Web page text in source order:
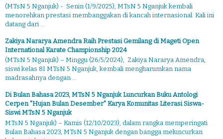
(MTsN 5 Nganjuk) - Senin (1/9/2025), MTsN 5 Nganjuk kembali
menorehkan prestasi membanggakan di kancah internasional. Kali ini
datang dari ...
Zakiya Nararya Amendra Raih Prestasi Gemilang di Mageti Open
International Karate Championship 2024
(MTsN 5 Nganjuk) – Minggu (26/5/2024), Zakiya Nararya Amendra,
siswi kelas 8I MTsN 5 Nganjuk, kembali mengharumkan nama
madrasahnya dengan ...
Di Bulan Bahasa 2023, MTsN 5 Nganjuk Luncurkan Buku Antologi
Cerpen "Hujan Bulan Desember" Karya Komunitas Literasi Siswa-
Siswi MTsN 5 Nganjuk
MTsN 5 Nganjuk) – Kamis (12/10/2023), dalam rangka memperingati
Bulan Bahasa 2023, MTsN 5 Nganjuk dengan bangga meluncurkan